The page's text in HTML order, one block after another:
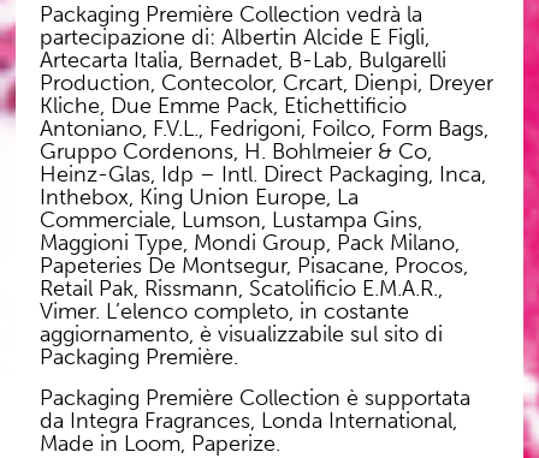
Packaging Première Collection vedrà la
partecipazione di: Albertin Alcide E Figli,
Artecarta Italia, Bernadet, B-Lab, Bulgarelli
Production, Contecolor, Crcart, Dienpi, Dreyer
Kliche, Due Emme Pack, Etichettificio
Antoniano, F.V.L., Fedrigoni, Foilco, Form Bags,
Gruppo Cordenons, H. Bohlmeier & Co,
Heinz-Glas, Idp – Intl. Direct Packaging, Inca,
Inthebox, King Union Europe, La
Commerciale, Lumson, Lustampa Gins,
Maggioni Type, Mondi Group, Pack Milano,
Papeteries De Montsegur, Pisacane, Procos,
Retail Pak, Rissmann, Scatolificio E.M.A.R.,
Vimer. L’elenco completo, in costante
aggiornamento, è visualizzabile sul sito di
Packaging Première.
Packaging Première Collection è supportata
da Integra Fragrances, Londa International,
Made in Loom, Paperize.